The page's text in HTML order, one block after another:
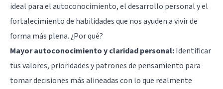
ideal para el autoconocimiento, el desarrollo personal y el
fortalecimiento de habilidades que nos ayuden a vivir de
forma más plena. ¿Por qué?
Mayor autoconocimiento y claridad personal:Identificar
tus valores, prioridades y patrones de pensamiento para
tomar decisiones más alineadas con lo que realmente